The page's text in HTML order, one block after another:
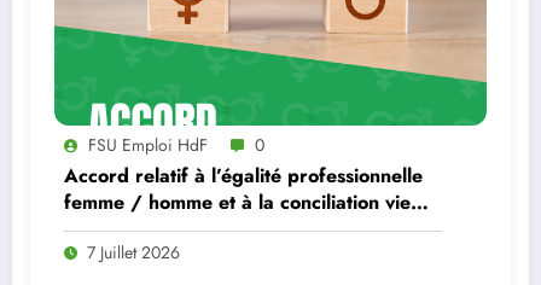
FSU Emploi HdF 0
Accord relatif à l’égalité professionnelle
femme / homme et à la conciliation vie
professionnelle, familiale et personnelle à
France Travail.
7 Juillet 2026